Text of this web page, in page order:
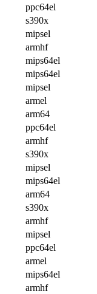
ppc64el
s390x
mipsel
armhf
mips64el
mips64el
mipsel
armel
arm64
ppc64el
armhf
s390x
mipsel
mips64el
arm64
s390x
armhf
mipsel
ppc64el
armel
mips64el
armhf